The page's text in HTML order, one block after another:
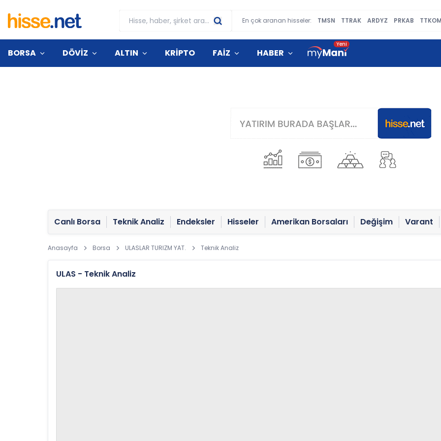
En çok aranan hisseler: TMSN TTRAK ARDYZ PRKAB TTKOM
BORSA DÖVİZ ALTIN KRİPTO FAİZ HABER
Canlı Borsa Teknik Analiz Endeksler Hisseler Amerikan Borsaları Değişim Varant
Anasayfa Borsa ULASLAR TURIZM YAT. Teknik Analiz
ULAS - Teknik Analiz